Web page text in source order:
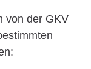
von der GKV